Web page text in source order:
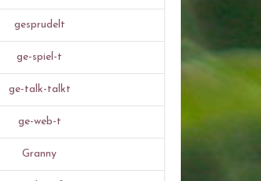
gesprudelt
ge-spiel-t
ge-talk-talkt
ge-web-t
Granny